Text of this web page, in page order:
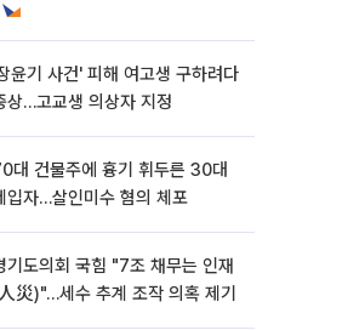
윤기 사건' 피해 여고생 구하려다
상…고교생 의상자 지정
대 건물주에 흉기 휘두른 30대
입자…살인미수 혐의 체포
기도의회 국힘 "7조 채무는 인재
災)"…세수 추계 조작 의혹 제기